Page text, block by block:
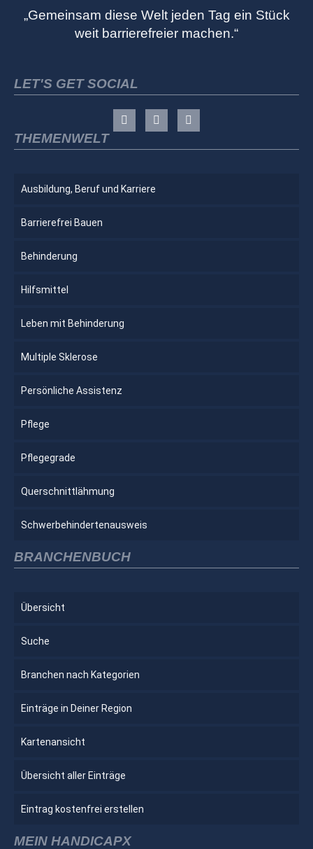
„Gemeinsam diese Welt jeden Tag ein Stück
weit barrierefreier machen.“
LET'S GET SOCIAL
THEMENWELT
Ausbildung, Beruf und Karriere
Barrierefrei Bauen
Behinderung
Hilfsmittel
Leben mit Behinderung
Multiple Sklerose
Persönliche Assistenz
Pflege
Pflegegrade
Querschnittlähmung
Schwerbehindertenausweis
BRANCHENBUCH
Übersicht
Suche
Branchen nach Kategorien
Einträge in Deiner Region
Kartenansicht
Übersicht aller Einträge
Eintrag kostenfrei erstellen
MEIN HANDICAPX